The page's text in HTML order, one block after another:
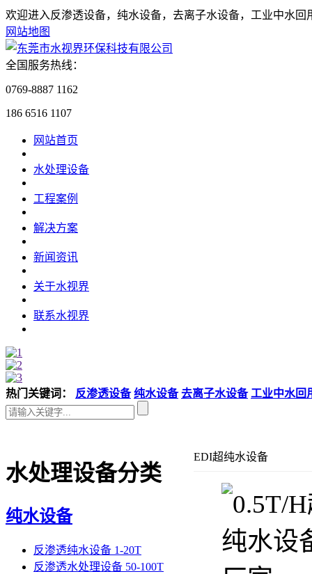
欢迎进入反渗透设备，纯水设备，去离子水设备，工业中水
网站地图
全国服务热线：
0769-8887 1162
186 6516 1107
网站首页
水处理设备
工程案例
解决方案
新闻资讯
关于水视界
联系水视界
热门关键词： 反渗透设备 纯水设备 去离子水设备 工业中水回
水处理设备分类
纯水设备
反渗透纯水设备 1-20T
反渗透水处理设备 50-100T
EDI超纯水设备